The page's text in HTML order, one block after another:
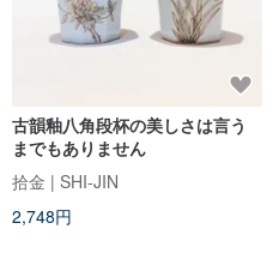
古韻釉八角段杯の美しさは言う
までもありません
拾金 | SHI-JIN
2,748円